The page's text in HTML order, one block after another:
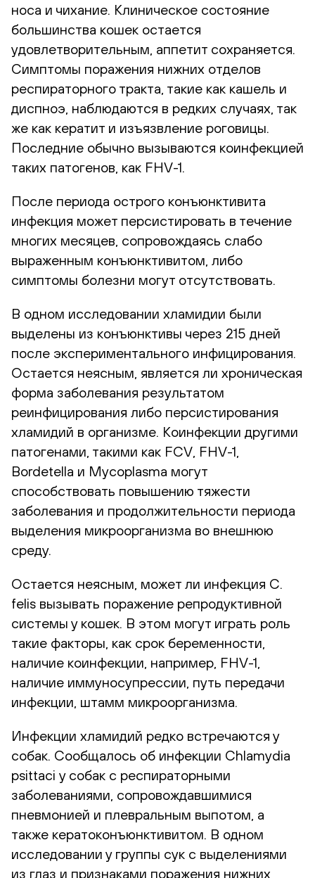
носа и чихание. Клиническое состояние
большинства кошек остается
удовлетворительным, аппетит сохраняется.
Симптомы поражения нижних отделов
респираторного тракта, такие как кашель и
диспноэ, наблюдаются в редких случаях, так
же как кератит и изъязвление роговицы.
Последние обычно вызываются коинфекцией
таких патогенов, как FHV-1.
После периода острого конъюнктивита
инфекция может персистировать в течение
многих месяцев, сопровождаясь слабо
выраженным конъюнктивитом, либо
симптомы болезни могут отсутствовать.
В одном исследовании хламидии были
выделены из конъюнктивы через 215 дней
после экспериментального инфицирования.
Остается неясным, является ли хроническая
форма заболевания результатом
реинфицирования либо персистирования
хламидий в организме. Коинфекции другими
патогенами, такими как FCV, FHV-1,
Bordetella и Mycoplasma могут
способствовать повышению тяжести
заболевания и продолжительности периода
выделения микроорганизма во внешнюю
среду.
Остается неясным, может ли инфекция C.
felis вызывать поражение репродуктивной
системы у кошек. В этом могут играть роль
такие факторы, как срок беременности,
наличие коинфекции, например, FHV-1,
наличие иммуносупрессии, путь передачи
инфекции, штамм микроорганизма.
Инфекции хламидий редко встречаются у
собак. Сообщалось об инфекции Chlamydia
psittaci у собак с респираторными
заболеваниями, сопровождавшимися
пневмонией и плевральным выпотом, а
также кератоконъюнктивитом. В одном
исследовании у группы сук с выделениями
из глаз и признаками поражения нижних